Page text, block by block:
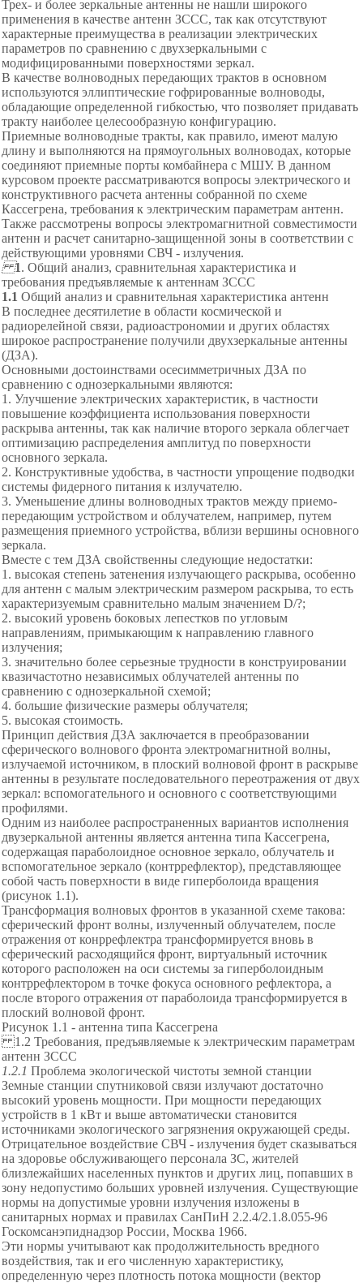
Трех- и более зеркальные антенны не нашли широкого
применения в качестве антенн ЗССС, так как отсутствуют
характерные преимущества в реализации электрических
параметров по сравнению с двухзеркальными с
модифицированными поверхностями зеркал.
В качестве волноводных передающих трактов в основном
используются эллиптические гофрированные волноводы,
обладающие определенной гибкостью, что позволяет придавать
тракту наиболее целесообразную конфигурацию.
Приемные волноводные тракты, как правило, имеют малую
длину и выполняются на прямоугольных волноводах, которые
соединяют приемные порты комбайнера с МШУ. В данном
курсовом проекте рассматриваются вопросы электрического и
конструктивного расчета антенны собранной по схеме
Кассегрена, требования к электрическим параметрам антенн.
Также рассмотрены вопросы электромагнитной совместимости
антенн и расчет санитарно-защищенной зоны в соответствии с
действующими уровнями СВЧ - излучения.
1. Общий анализ, сравнительная характеристика и
требования предъявляемые к антеннам ЗССС
1.1 Общий анализ и сравнительная характеристика антенн
В последнее десятилетие в области космической и
радиорелейной связи, радиоастрономии и других областях
широкое распространение получили двухзеркальные антенны
(ДЗА).
Основными достоинствами осесимметричных ДЗА по
сравнению с однозеркальными являются:
1. Улучшение электрических характеристик, в частности
повышение коэффициента использования поверхности
раскрыва антенны, так как наличие второго зеркала облегчает
оптимизацию распределения амплитуд по поверхности
основного зеркала.
2. Конструктивные удобства, в частности упрощение подводки
системы фидерного питания к излучателю.
3. Уменьшение длины волноводных трактов между приемо-
передающим устройством и облучателем, например, путем
размещения приемного устройства, вблизи вершины основного
зеркала.
Вместе с тем ДЗА свойственны следующие недостатки:
1. высокая степень затенения излучающего раскрыва, особенно
для антенн с малым электрическим размером раскрыва, то есть
характеризуемым сравнительно малым значением D/?;
2. высокий уровень боковых лепестков по угловым
направлениям, примыкающим к направлению главного
излучения;
3. значительно более серьезные трудности в конструировании
квазичастотно независимых облучателей антенны по
сравнению с однозеркальной схемой;
4. большие физические размеры облучателя;
5. высокая стоимость.
Принцип действия ДЗА заключается в преобразовании
сферического волнового фронта электромагнитной волны,
излучаемой источником, в плоский волновой фронт в раскрыве
антенны в результате последовательного переотражения от двух
зеркал: вспомогательного и основного с соответствующими
профилями.
Одним из наиболее распространенных вариантов исполнения
двузеркальной антенны является антенна типа Кассегрена,
содержащая параболоидное основное зеркало, облучатель и
вспомогательное зеркало (контррефлектор), представляющее
собой часть поверхности в виде гиперболоида вращения
(рисунок 1.1).
Трансформация волновых фронтов в указанной схеме такова:
сферический фронт волны, излученный облучателем, после
отражения от конррефлектра трансформируется вновь в
сферический расходящийся фронт, виртуальный источник
которого расположен на оси системы за гиперболоидным
контррефлектором в точке фокуса основного рефлектора, а
после второго отражения от параболоида трансформируется в
плоский волновой фронт.
Рисунок 1.1 - антенна типа Кассегрена
1.2 Требования, предъявляемые к электрическим параметрам
антенн ЗССС
1.2.1 Проблема экологической чистоты земной станции
Земные станции спутниковой связи излучают достаточно
высокий уровень мощности. При мощности передающих
устройств в 1 кВт и выше автоматически становится
источниками экологического загрязнения окружающей среды.
Отрицательное воздействие СВЧ - излучения будет сказываться
на здоровье обслуживающего персонала ЗС, жителей
близлежайших населенных пунктов и других лиц, попавших в
зону недопустимо больших уровней излучения. Существующие
нормы на допустимые уровни излучения изложены в
санитарных нормах и правилах СанПиН 2.2.4/2.1.8.055-96
Госкомсанэпиднадзор России, Москва 1966.
Эти нормы учитывают как продолжительность вредного
воздействия, так и его численную характеристику,
определенную через плотность потока мощности (вектор